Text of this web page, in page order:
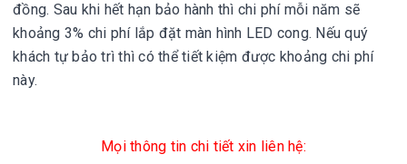
đồng. Sau khi hết hạn bảo hành thì chi phí mỗi năm sẽ
khoảng 3% chi phí lắp đặt màn hình LED cong. Nếu quý
khách tự bảo trì thì có thể tiết kiệm được khoảng chi phí
này.
Mọi thông tin chi tiết xin liên hệ: